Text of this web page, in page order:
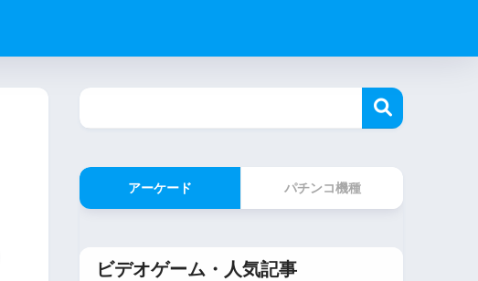
アーケード パチンコ機種
ビデオゲーム・人気記事